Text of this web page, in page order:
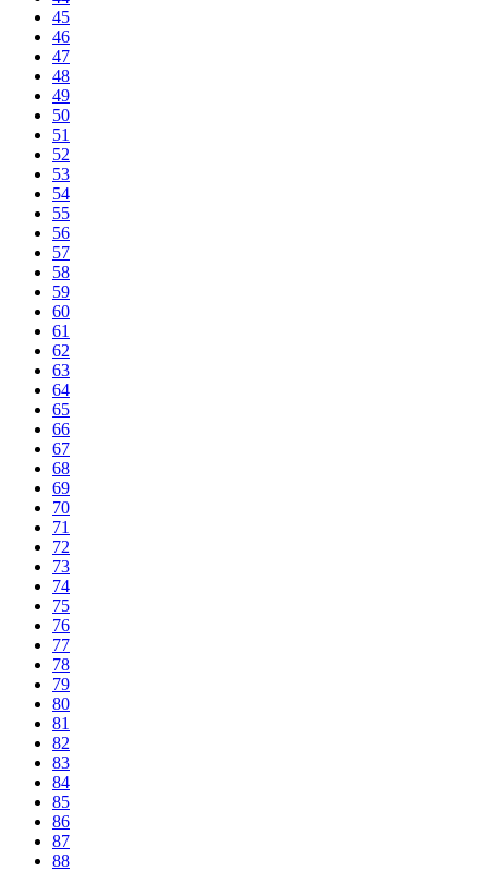
45
46
47
48
49
50
51
52
53
54
55
56
57
58
59
60
61
62
63
64
65
66
67
68
69
70
71
72
73
74
75
76
77
78
79
80
81
82
83
84
85
86
87
88